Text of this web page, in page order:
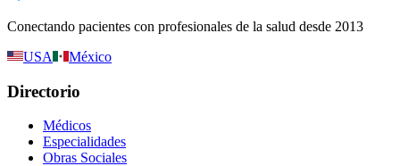
Conectando pacientes con profesionales de la salud desde 2013
USA
México
Directorio
Médicos
Especialidades
Obras Sociales